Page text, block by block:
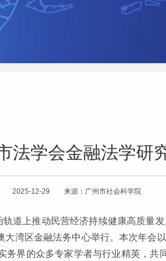
法学会金融法学研
2025-12-29 来源：广州市社会科学院
道上推动民营经济持续健康高质量
湾区金融法务中心举行。本次年会
务界的众多专家学者与行业精英，共